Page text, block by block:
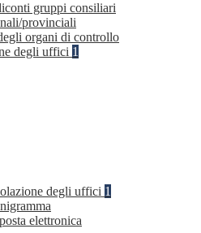
gruppi consiliari
provinciali
organi di controllo
degli uffici 1
degli uffici 1
elettronica